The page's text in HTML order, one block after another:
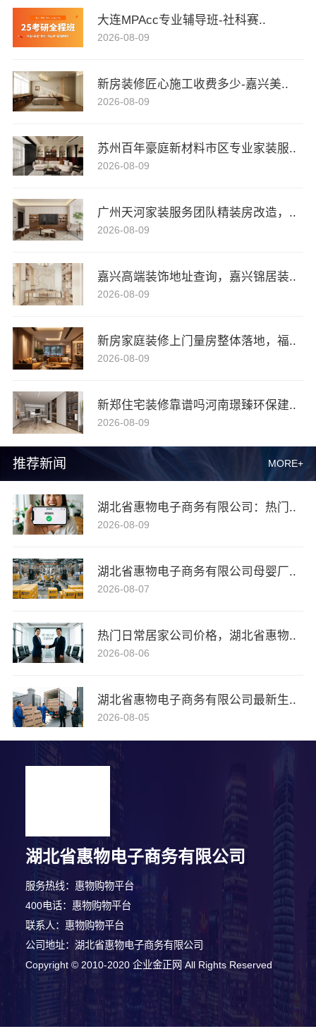
推荐新闻 MORE+
湖北省惠物电子商务有限公司：热门..
2026-08-09
湖北省惠物电子商务有限公司母婴厂..
2026-08-07
热门日常居家公司价格，湖北省惠物..
2026-08-06
湖北省惠物电子商务有限公司最新生..
2026-08-05
大连MPAcc专业辅导班-社科赛..
2026-08-09
新房装修匠心施工收费多少-嘉兴美..
2026-08-09
苏州百年豪庭新材料市区专业家装服..
2026-08-09
广州天河家装服务团队精装房改造，..
2026-08-09
嘉兴高端装饰地址查询，嘉兴锦居装..
2026-08-09
新房家庭装修上门量房整体落地，福..
2026-08-09
新郑住宅装修靠谱吗河南璟臻环保建..
2026-08-09
湖北省惠物电子商务有限公司
服务热线：惠物购物平台
400电话：惠物购物平台
联系人：惠物购物平台
公司地址：湖北省惠物电子商务有限公司
Copyright © 2010-2020 企业金正网 All Rights Reserved